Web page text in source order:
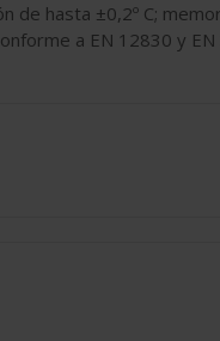
de hasta ±0,2º C;
a EN 12830 y